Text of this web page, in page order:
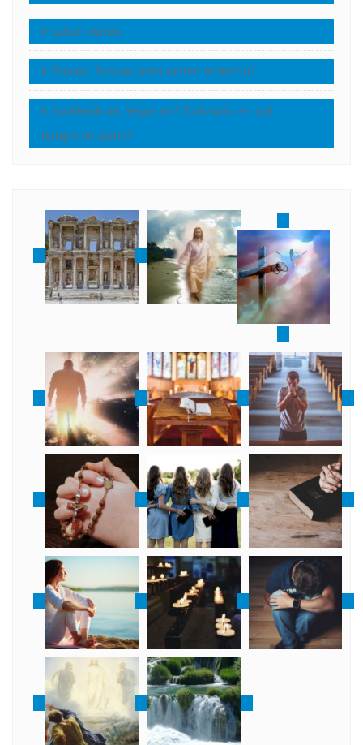
Sabah Rutini
Tanrım, Tanrım, beni neden terkettin?
İsa Mesih mi, Yeşua mı? Türk halkı en çok
hangisine aşina?